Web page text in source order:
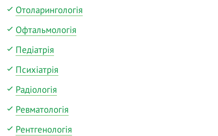
Отоларингологія
Офтальмологія
Педіатрія
Психіатрія
Радіологія
Ревматологія
Рентгенологія